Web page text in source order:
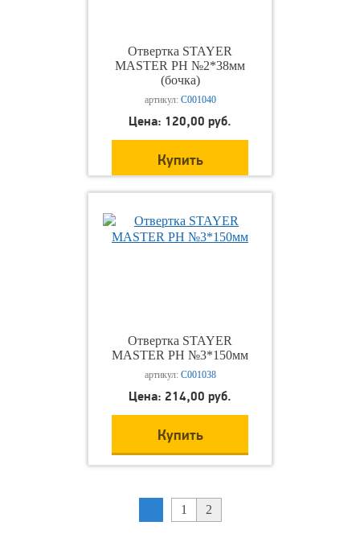
Отвертка STAYER
MASTER РН №2*38мм
(бочка)
артикул: С001040
Цена: 120,00 руб.
Купить
Отвертка STAYER
MASTER РН №3*150мм
артикул: С001038
Цена: 214,00 руб.
Купить
1 2